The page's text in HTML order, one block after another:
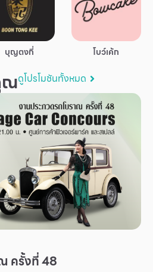
บุญตงกี่ โบว์เค้ก
ณดูโปรโมชันทั้งหมด
ครั้งที่ 48